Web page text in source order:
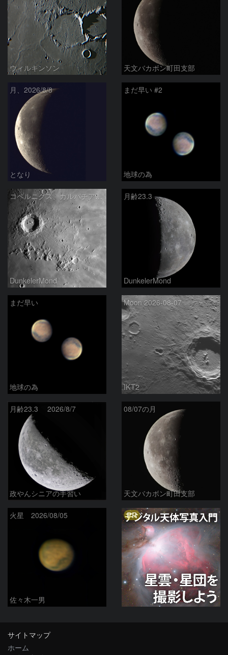
ウィルキンソン 天文バカボン町田支部
月、2026/8/8
となり
まだ早い #2
地球の為
コペルニクス、カルパチア山脈付近
DunkelerMond
月齢23.3
DunkelerMond
まだ早い
地球の為
Moon 2026-08-07
IKT2
月齢23.3 2026/8/7
政やんシニアの手習い
08/07の月
天文バカボン町田支部
火星 2026/08/05
佐々木一男
PR
サイトマップ
ホーム